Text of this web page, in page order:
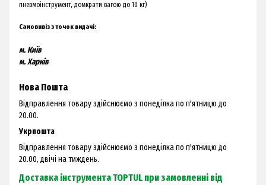
пневмоінструмент, домкрати вагою до 10 кг)
Самовивіз з точок видачі:
м. Київ
м. Харків
Нова Пошта
Відправлення товару здійснюємо з понеділка по п'ятницю до
20.00.
Укрпошта
Відправлення товару здійснюємо з понеділка по п'ятницю до
20.00, двічі на тиждень.
Доставка інструмента TOPTUL при замовленні від